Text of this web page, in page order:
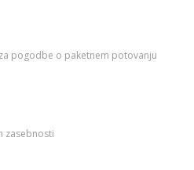
pogodbe o paketnem potovanju
zasebnosti